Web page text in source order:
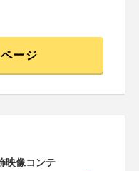
ージ
映像コンテ